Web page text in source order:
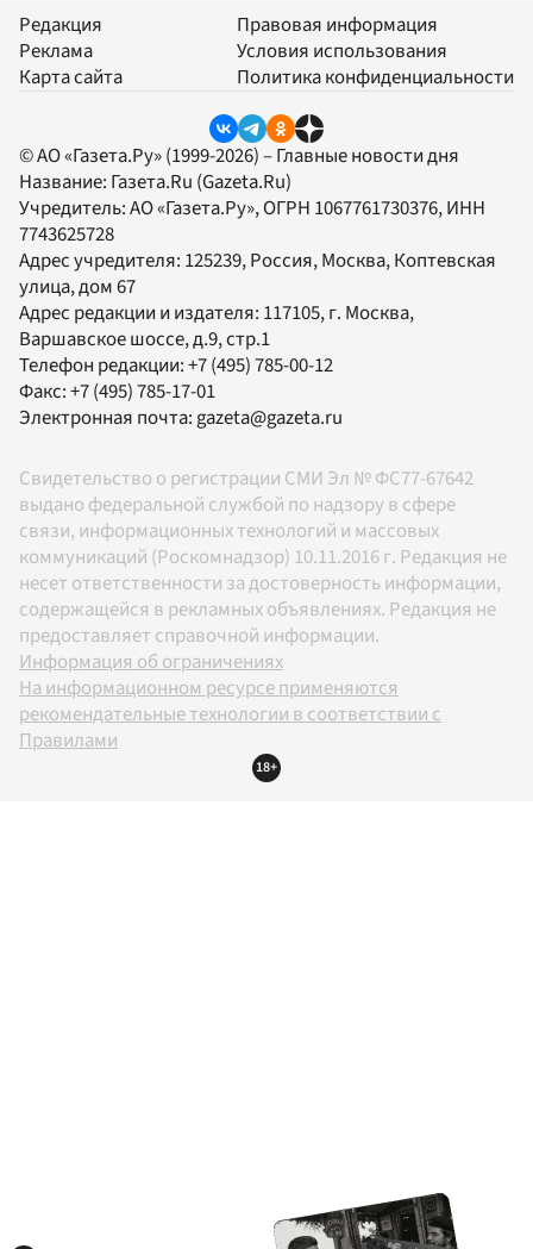
Редакция
Реклама
Карта сайта
Правовая информация
Условия использования
Политика конфиденциальности
© АО «Газета.Ру» (1999-2026) – Главные новости дня
Название: Газета.Ru (Gazeta.Ru)
Учредитель:АО «Газета.Ру», ОГРН 1067761730376, ИНН
7743625728
Адрес учредителя: 125239, Россия, Москва, Коптевская
улица, дом 67
Адрес редакции и издателя: 117105, г. Москва,
Варшавское шоссе, д.9, стр.1
Телефон редакции:+7 (495) 785-00-12
Факс:+7 (495) 785-17-01
Электронная почта:gazeta@gazeta.ru
Свидетельство о регистрации СМИ Эл № ФС77-67642
выдано федеральной службой по надзору в сфере
связи, информационных технологий и массовых
коммуникаций (Роскомнадзор) 10.11.2016 г. Редакция не
несет ответственности за достоверность информации,
содержащейся в рекламных объявлениях. Редакция не
предоставляет справочной информации.
Информация об ограничениях
На информационном ресурсе применяются
рекомендательные технологии в соответствии с
Правилами
18+